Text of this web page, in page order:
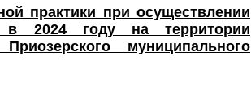
практики при осуществлении
в 2024 году на территории
муниципального